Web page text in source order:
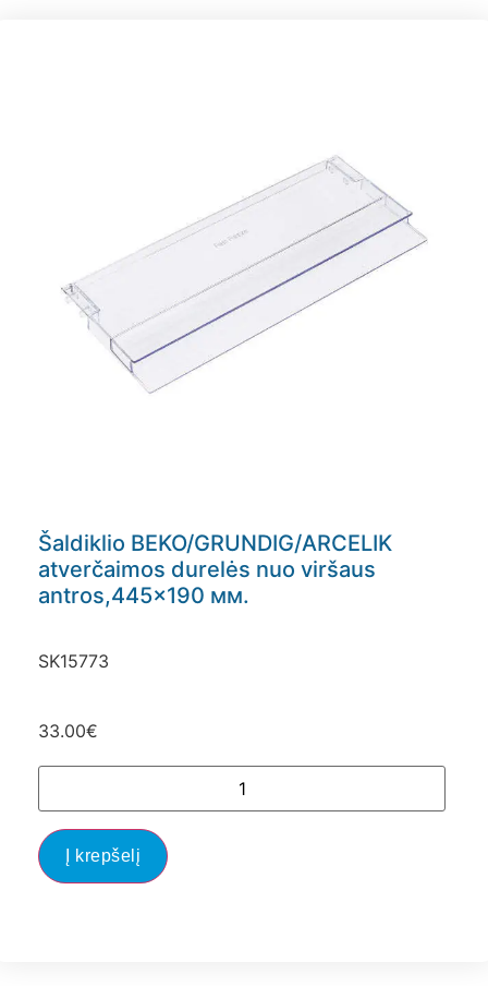
Šaldiklio BEKO/GRUNDIG/ARCELIK
atverčaimos durelės nuo viršaus
antros,445×190 мм.
SK15773
33.00€
Į krepšelį